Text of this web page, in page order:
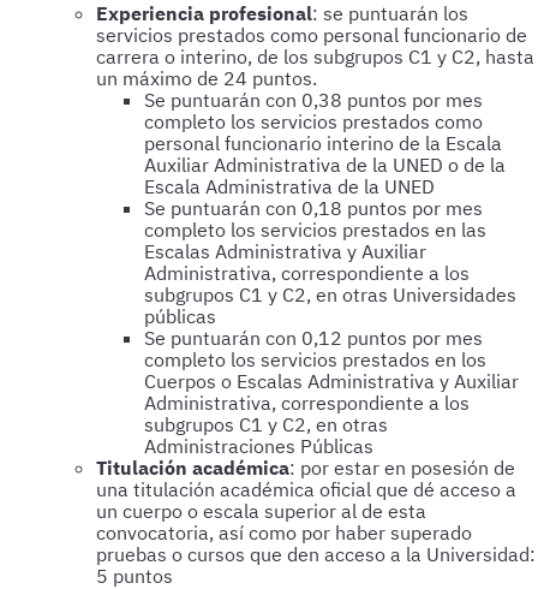
Experiencia profesional: se puntuarán los
servicios prestados como personal funcionario de
carrera o interino, de los subgrupos C1 y C2, hasta
un máximo de 24 puntos.
Se puntuarán con 0,38 puntos por mes
completo los servicios prestados como
personal funcionario interino de la Escala
Auxiliar Administrativa de la UNED o de la
Escala Administrativa de la UNED
Se puntuarán con 0,18 puntos por mes
completo los servicios prestados en las
Escalas Administrativa y Auxiliar
Administrativa, correspondiente a los
subgrupos C1 y C2, en otras Universidades
públicas
Se puntuarán con 0,12 puntos por mes
completo los servicios prestados en los
Cuerpos o Escalas Administrativa y Auxiliar
Administrativa, correspondiente a los
subgrupos C1 y C2, en otras
Administraciones Públicas
Titulación académica: por estar en posesión de
una titulación académica oficial que dé acceso a
un cuerpo o escala superior al de esta
convocatoria, así como por haber superado
pruebas o cursos que den acceso a la Universidad:
5 puntos